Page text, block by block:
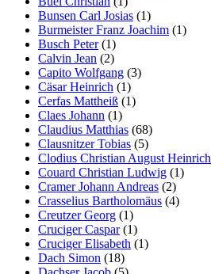
Bunsen Carl Josias (1)
Burmeister Franz Joachim (1)
Busch Peter(1)
Calvin Jean (2)
Capito Wolfgang (3)
Cäsar Heinrich (1)
Cerfas Mattheiß (1)
Claes Johann (1)
Claudius Matthias (68)
Clausnitzer Tobias (5)
Clodius Christian August Heinrich
Couard Christian Ludwig (1)
Cramer Johann Andreas (2)
Crasselius Bartholomäus (4)
Creutzer Georg (1)
Cruciger Caspar(1)
Cruciger Elisabeth (1)
Dach Simon (18)